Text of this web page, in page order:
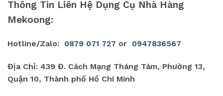
Thông Tin Liên Hệ Dụng Cụ Nhà Hàng
Mekoong:
Hotline/Zalo: 0879 071 727 or 0947836567
Địa Chỉ: 439 Đ. Cách Mạng Tháng Tám, Phường 13,
Quận 10, Thành phố Hồ Chí Minh